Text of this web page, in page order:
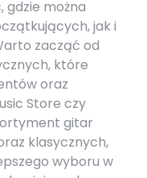
gdzie można
jak i
zacząć od
które
oraz
Store czy
gitar
klasycznych,
wyboru w